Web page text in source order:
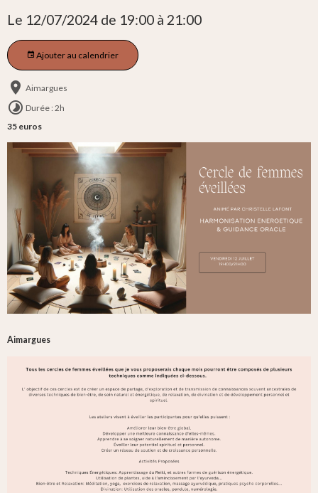
Le 12/07/2024 de 19:00 à 21:00
Ajouter au calendrier
Aimargues
Durée : 2h
35 euros
Aimargues